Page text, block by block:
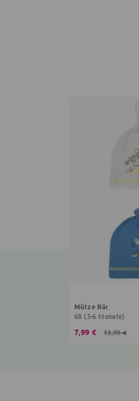
Mütze Bär
68 (3-6 Monate)
7,99 € 13,99 €